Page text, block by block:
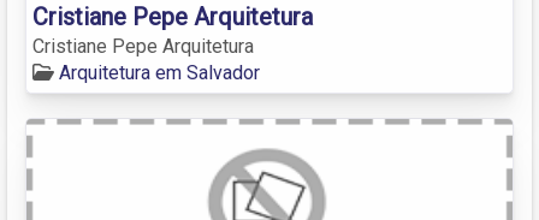
Cristiane Pepe Arquitetura
Cristiane Pepe Arquitetura
Arquitetura em Salvador